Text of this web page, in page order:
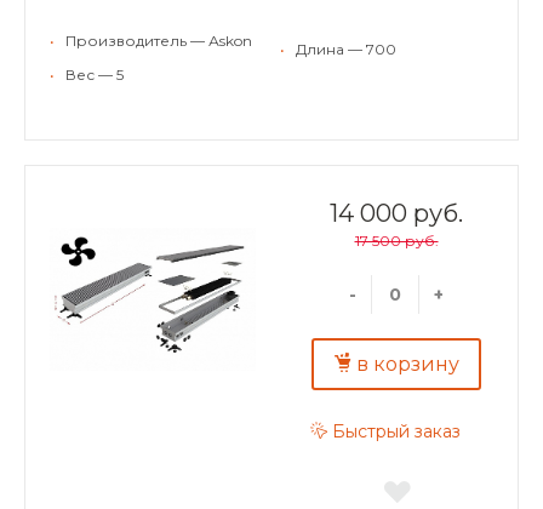
применяться для холодного кондиционирования.
Конвекторы АСКОН рекомендуются для отопления
самостоятельного или дополнительного источника
тепла. Преимущества внутрипольных конвекторов
ASKON: экономия энергии и высокая динамика
отопления; повышенная теплоотдача и
экологичность – корпус и декоративная решетка из
алюминия; надежность – теплообменник из
алюминиевого листа толщиной 0,5 мм;
долговечность – труба теплообменника
изготовлена из меди, D15 мм, толщина стенки 1мм.
•
Производитель — Аskon
•
Вес — 5
• Длина — 700
14 000 руб.
17 500 руб.
- +
в корзину
Быстрый заказ